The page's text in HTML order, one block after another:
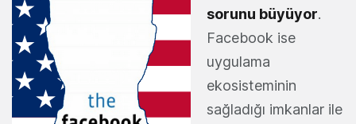
sorunu büyüyor.
Facebook ise
uygulama
ekosisteminin
sağladığı imkanlar ile